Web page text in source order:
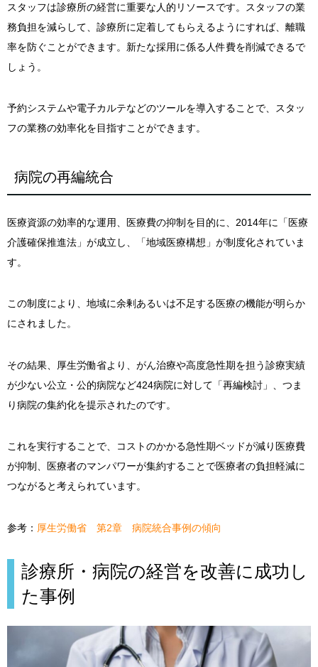
スタッフは診療所の経営に重要な人的リソースです。スタッフの業
務負担を減らして、診療所に定着してもらえるようにすれば、離職
率を防ぐことができます。新たな採用に係る人件費を削減できるで
しょう。
予約システムや電子カルテなどのツールを導入することで、スタッ
フの業務の効率化を目指すことができます。
病院の再編統合
医療資源の効率的な運用、医療費の抑制を目的に、2014年に「医療
介護確保推進法」が成立し、「地域医療構想」が制度化されていま
す。
この制度により、地域に余剰あるいは不足する医療の機能が明らか
にされました。
その結果、厚生労働省より、がん治療や高度急性期を担う診療実績
が少ない公立・公的病院など424病院に対して「再編検討」、つま
り病院の集約化を提示されたのです。
これを実行することで、コストのかかる急性期ベッドが減り医療費
が抑制、医療者のマンパワーが集約することで医療者の負担軽減に
つながると考えられています。
参考： 厚生労働省 第2章 病院統合事例の傾向
診療所・病院の経営を改善に成功し
た事例